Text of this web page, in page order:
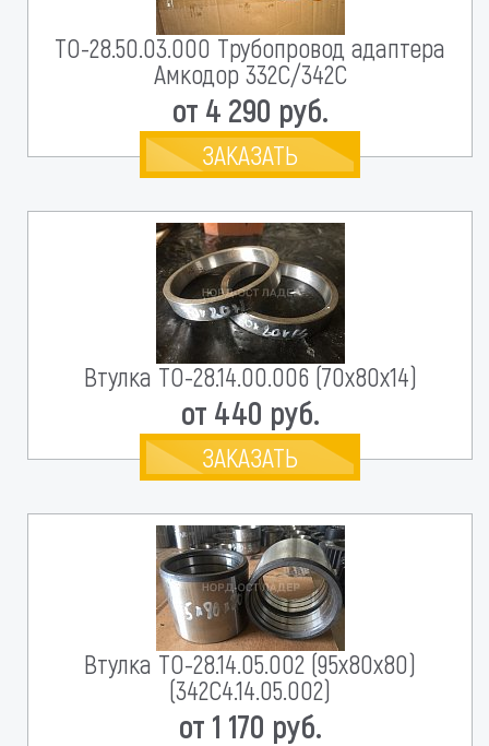
ТО-28.50.03.000 Трубопровод адаптера
Амкодор 332С/342С
от 4 290 руб.
ЗАКАЗАТЬ
Втулка ТО-28.14.00.006 (70х80х14)
от 440 руб.
ЗАКАЗАТЬ
Втулка ТО-28.14.05.002 (95х80х80)
(342С4.14.05.002)
от 1 170 руб.